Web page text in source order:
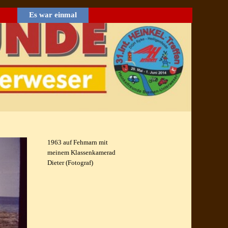
Es war einmal
1963 auf Fehmarn mit
meinem Klassenkamerad
Dieter (Fotograf)